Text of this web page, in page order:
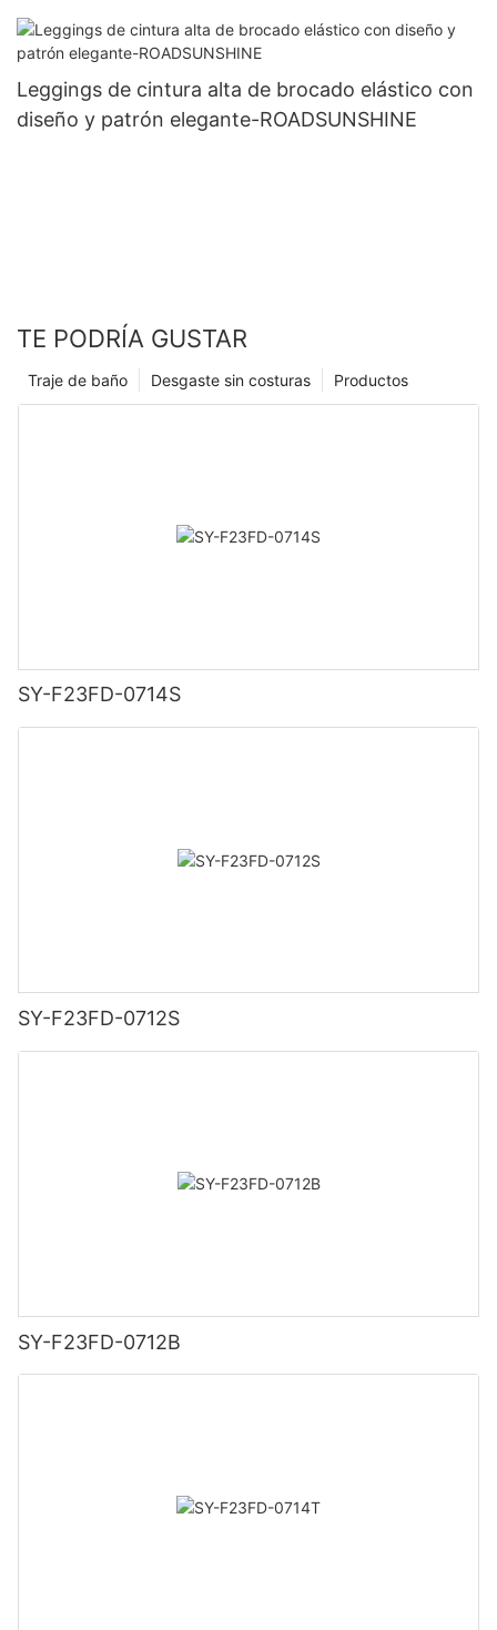
Leggings de cintura alta de brocado elástico con
diseño y patrón elegante-ROADSUNSHINE
TE PODRÍA GUSTAR
Productos
Desgaste sin costuras
Traje de baño
SY-F23FD-0714S
SY-F23FD-0712S
SY-F23FD-0712B